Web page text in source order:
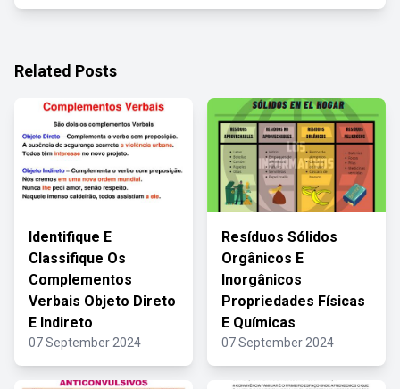
Related Posts
Identifique E
Classifique Os
Complementos
Verbais Objeto Direto
E Indireto
07 September 2024
Resíduos Sólidos
Orgânicos E
Inorgânicos
Propriedades Físicas
E Químicas
07 September 2024